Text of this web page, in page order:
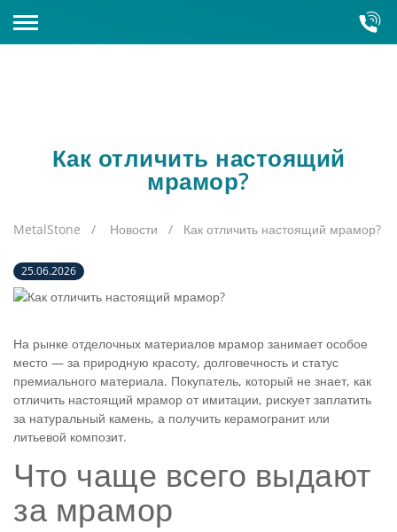
Оборудование
Кварцит
Полудрагоценные камни
Кварц
Гранит
Красный гранит
Зеленый гранит
Черный гранит
Розовый гранит
Белый гранит
Желтый гранит
Зарубежный
Бело-зелёный
Бело-серый
Черно-коричевый
Оникс
Испанский оникс
Травертин
ПРОДУКЦИЯ
Изделия из кварцевого агломерата
ИЗДЕЛИЯ ИЗ КАМНЯ
Как отличить настоящий
мрамор?
MetalStone Новости Как отличить настоящий мрамор?
25.06.2026
На рынке отделочных материалов мрамор занимает особое
место — за природную красоту, долговечность и статус
премиального материала. Покупатель, который не знает, как
отличить настоящий мрамор от имитации, рискует заплатить
за натуральный камень, а получить керамогранит или
литьевой композит.
Что чаще всего выдают
за мрамор